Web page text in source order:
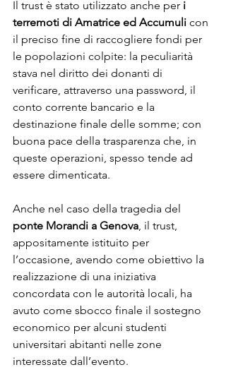
Il trust è stato utilizzato anche per i
terremoti di Amatrice ed Accumuli con
il preciso fine di raccogliere fondi per
le popolazioni colpite: la peculiarità
stava nel diritto dei donanti di
verificare, attraverso una password, il
conto corrente bancario e la
destinazione finale delle somme; con
buona pace della trasparenza che, in
queste operazioni, spesso tende ad
essere dimenticata.
Anche nel caso della tragedia del
ponte Morandi a Genova, il trust,
appositamente istituito per
l’occasione, avendo come obiettivo la
realizzazione di una iniziativa
concordata con le autorità locali, ha
avuto come sbocco finale il sostegno
economico per alcuni studenti
universitari abitanti nelle zone
interessate dall’evento.